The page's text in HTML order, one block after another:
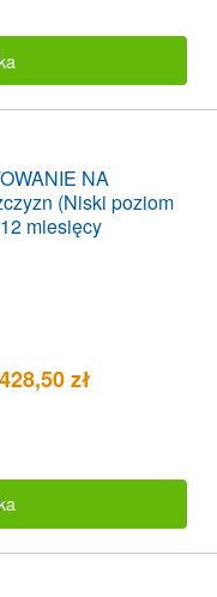
NA
(Niski poziom
miesięcy
zł